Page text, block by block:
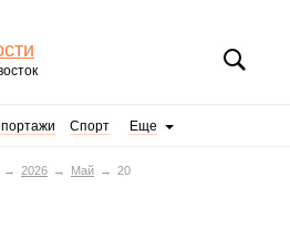
Спорт Еще
2026 Май 20